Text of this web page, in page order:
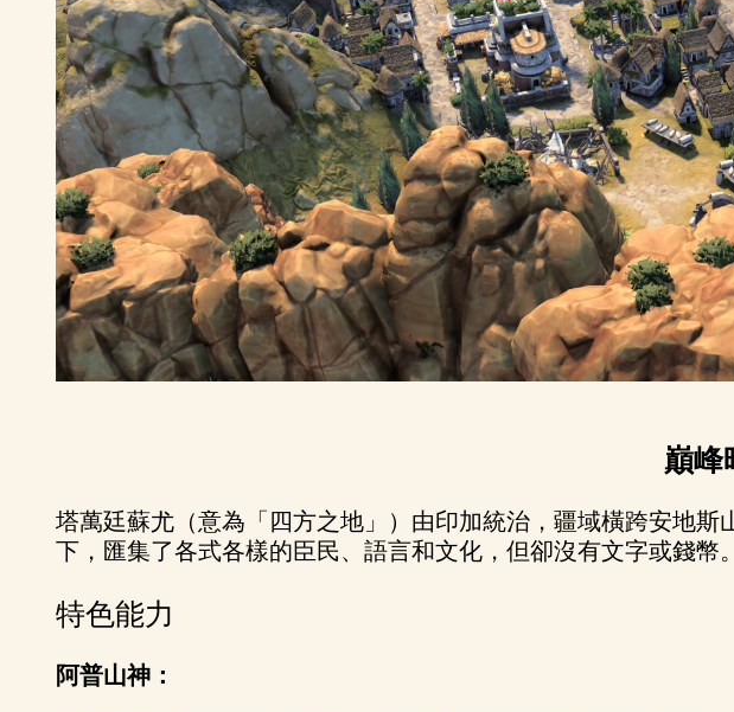
巔峰
塔萬廷蘇尤（意為「四方之地」）由印加統治，疆域橫跨安地
下，匯集了各式各樣的臣民、語言和文化，但卻沒有文字或錢幣
特色能力
阿普山神：